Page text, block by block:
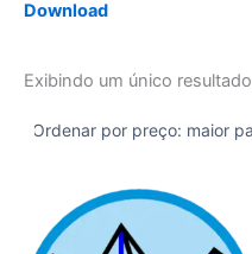
Download
Exibindo um único resultado